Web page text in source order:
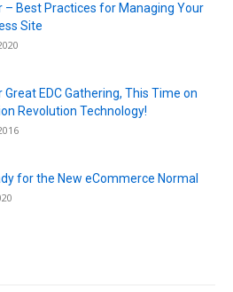
– Best Practices for Managing Your
Site
EDC Gathering, This Time on
Revolution Technology!
for the New eCommerce Normal